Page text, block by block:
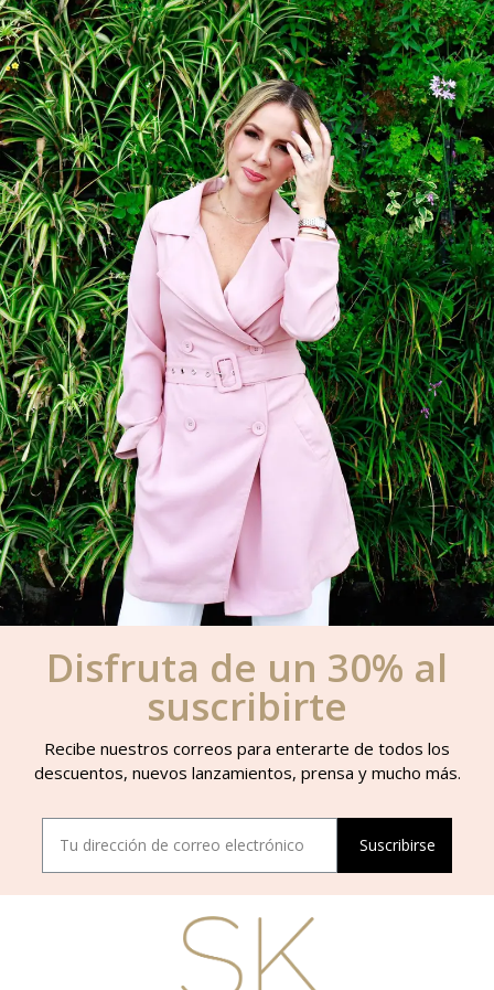
Disfruta de un 30% al
suscribirte
Recibe nuestros correos para enterarte de todos los
descuentos, nuevos lanzamientos, prensa y mucho más.
Suscribirse